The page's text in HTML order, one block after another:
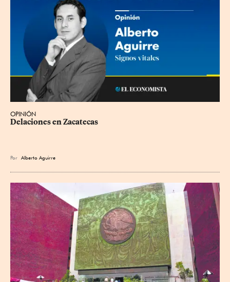
OPINIÓN
Delaciones en Zacatecas
Por Alberto Aguirre